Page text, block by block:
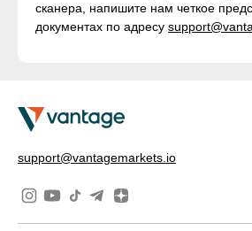
сканера, напишите нам четкое
документах по адресу
support@vantagemarkets.io